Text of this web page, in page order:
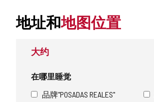
地址和地图位置
大约
在哪里睡觉
品牌"POSADAS REALES"